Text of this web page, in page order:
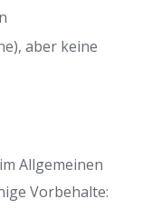
aber keine
Allgemeinen
Vorbehalte: